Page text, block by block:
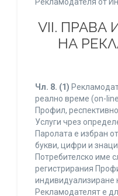
Рекламодателя от
VII. ПРАВА
НА
Чл. 8. (1)
реално време (on-
Профил,
Услуги чрез
Паролата е избран
букви, цифри и
Потребителско име
регистрирания
индивидуализиране
Рекламодателят е